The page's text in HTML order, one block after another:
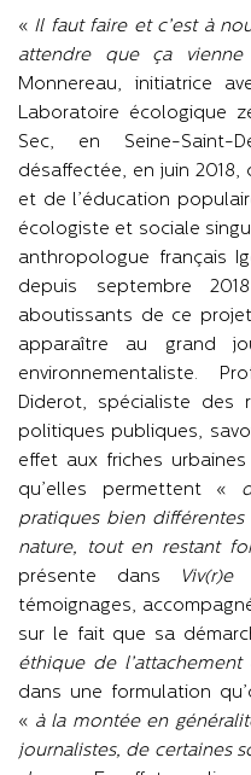
« Il faut faire et c’est à
attendre que ça vienne
Monnereau, initiatrice
Laboratoire écologique
Sec, en Seine-Saint-
désaffectée, en juin
et de l’éducation
écologiste et sociale
anthropologue français
depuis septembre
aboutissants de ce
apparaître au grand
environnementaliste.
Diderot, spécialiste des
politiques publiques,
effet aux friches
qu’elles permettent «
pratiques bien
nature, tout en restant
présente dans
témoignages,
sur le fait que sa
éthique de
dans une formulation
« à la montée en
journalistes, de certaines